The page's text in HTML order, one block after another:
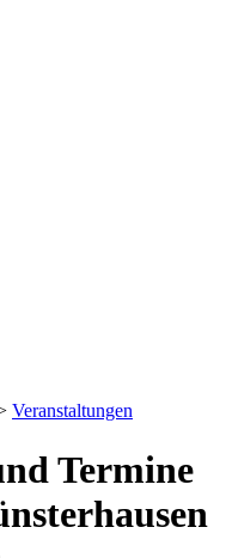
Veranstaltungen
Termine